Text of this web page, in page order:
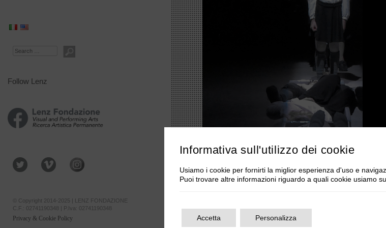
Follow Lenz
© Copyright 2014-2025 | LENZ FONDAZIONE
C.F.: 02741190348 | P.Iva: 02741190348
Privacy & Cookie Policy
Informativa sull'utilizzo dei cookie
Usiamo i cookie per fornirti la miglior esperienza d'uso e
Puoi trovare altre informazioni riguardo a quali cookie usiamo
Accetta Personalizza